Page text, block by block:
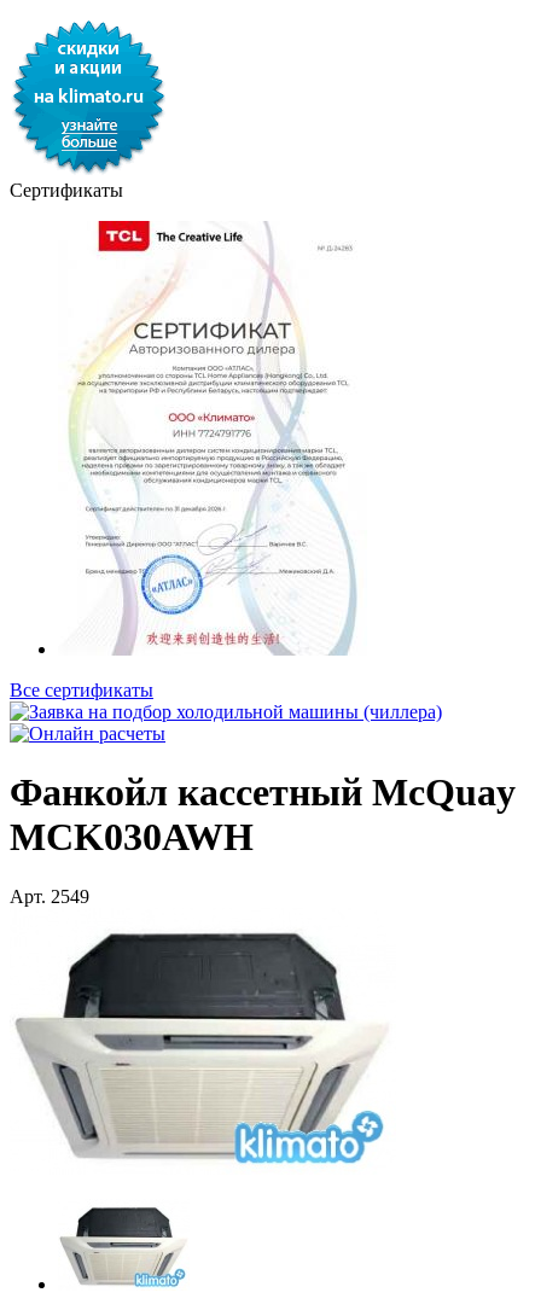
Сертификаты
Все сертификаты
Фанкойл кассетный McQuay
MCK030AWH
Арт. 2549